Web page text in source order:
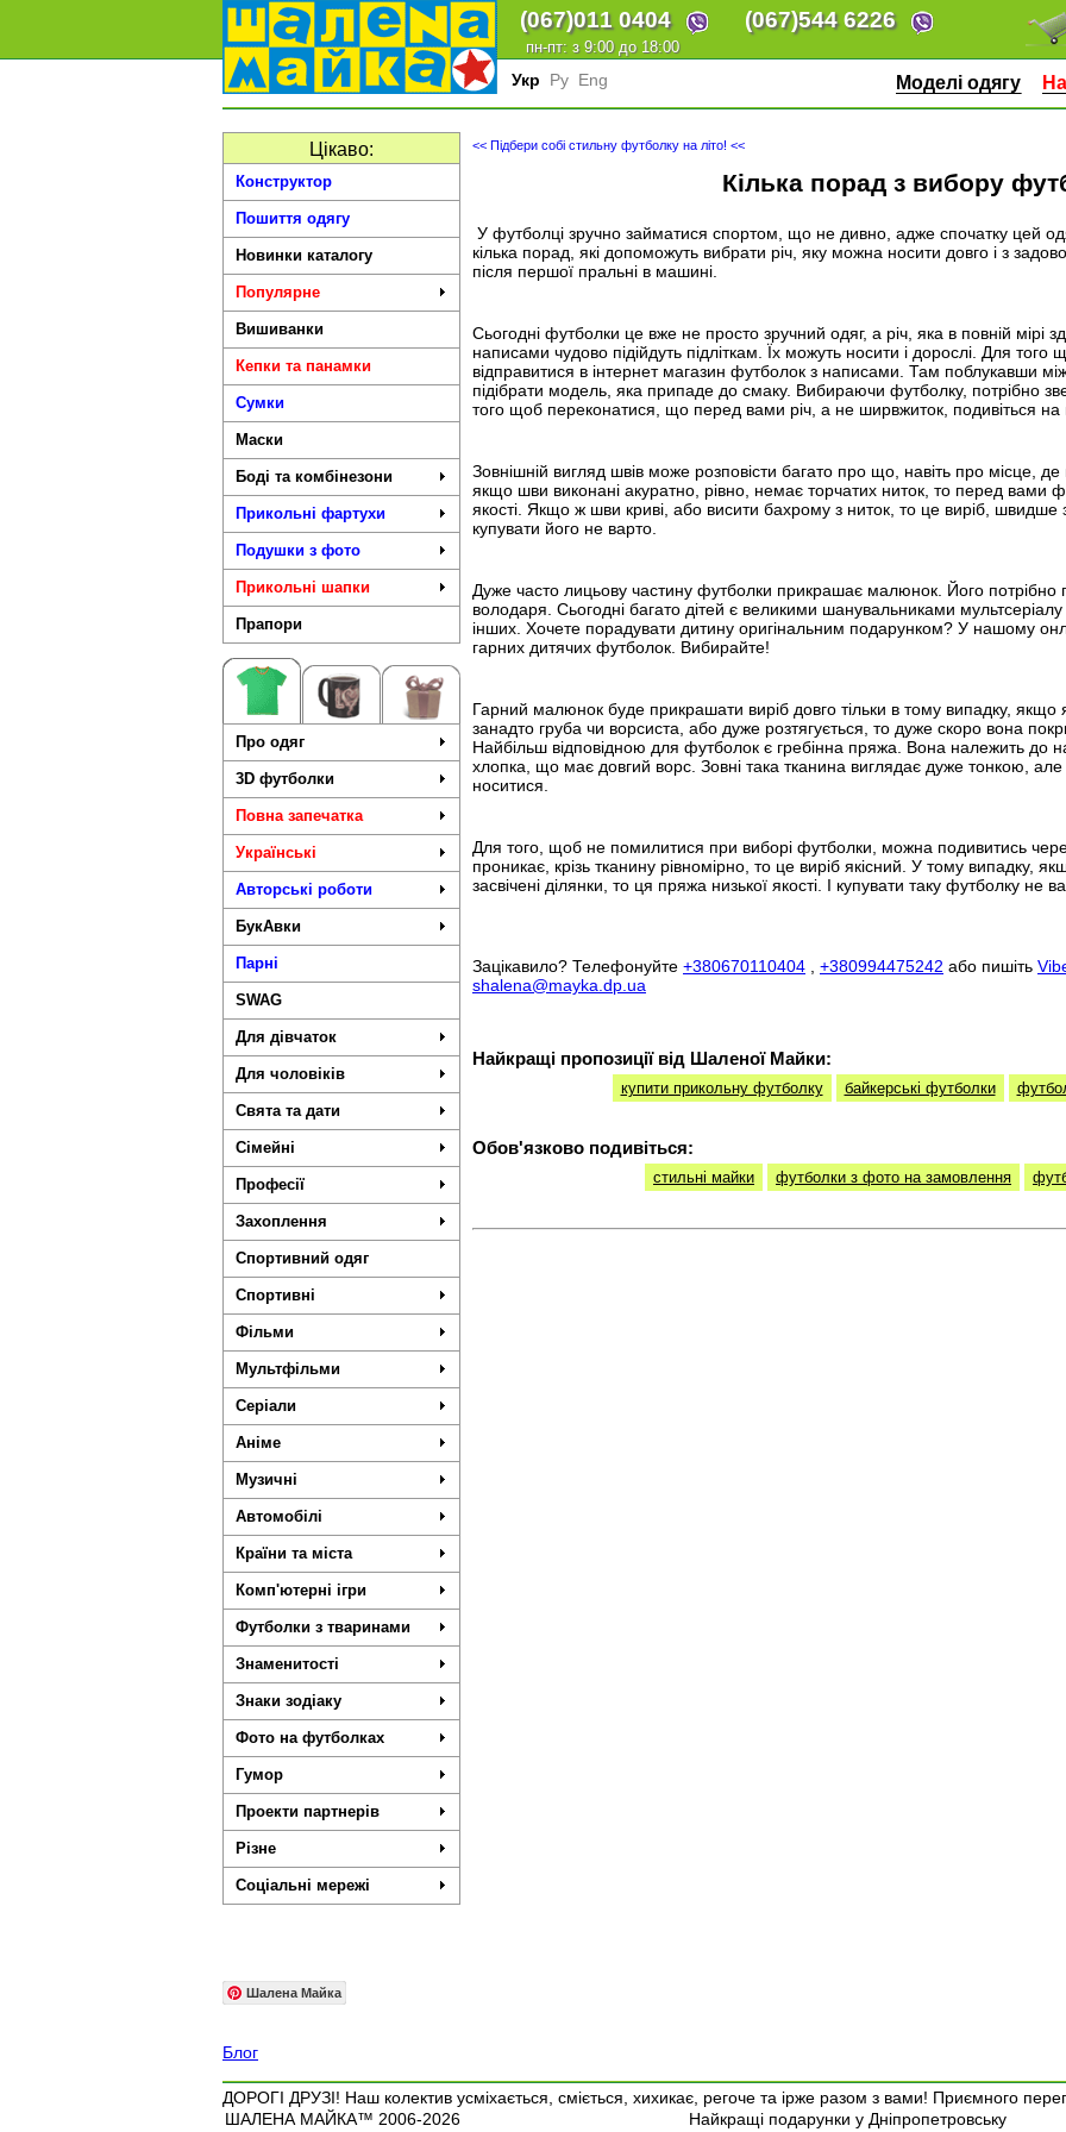
(067)011 0404 (067)544 6226
пн-пт: з 9:00 до 18:00
Укр Ру Eng Моделі одягу
Цікаво:
Конструктор
Пошиття одягу
Новинки каталогу
Популярне
Вишиванки
Кепки та панамки
Сумки
Маски
Боді та комбінезони
Прикольні фартухи
Подушки з фото
Прикольні шапки
Прапори
Про одяг
3D футболки
Повна запечатка
Українські
Авторські роботи
БукАвки
Парні
SWAG
Для дівчаток
Для чоловіків
Свята та дати
Сімейні
Професії
Захоплення
Спортивний одяг
Спортивні
Фільми
Мультфільми
Серіали
Аніме
Музичні
Автомобілі
Країни та міста
Комп'ютерні ігри
Футболки з тваринами
Знаменитості
Знаки зодіаку
Фото на футболках
Гумор
Проекти партнерів
Різне
Соціальні мережі
Шалена Майка
Блог
<< Підбери собі стильну футболку на літо! <<
Кілька порад з вибору
У футболці зручно займатися спортом, що не дивно, адже спочатку цей
кілька порад, які допоможуть вибрати річ, яку можна носити довго і з
після першої пральні в машині.
Сьогодні футболки це вже не просто зручний одяг, а річ, яка в повній мірі
написами чудово підійдуть підліткам. Їх можуть носити і дорослі. Для того
відправитися в інтернет магазин футболок з написами. Там поблукавши
підібрати модель, яка припаде до смаку. Вибираючи футболку, потрібно
того щоб переконатися, що перед вами річ, а не ширвжиток, подивіться на
Зовнішній вигляд швів може розповісти багато про що, навіть про місце,
якщо шви виконані акуратно, рівно, немає торчатих ниток, то перед вами
якості. Якщо ж шви криві, або висити бахрому з ниток, то це виріб, швидше
купувати його не варто.
Дуже часто лицьову частину футболки прикрашає малюнок. Його потрібно
володаря. Сьогодні багато дітей є великими шанувальниками
інших. Хочете порадувати дитину оригінальним подарунком? У нашому
гарних дитячих футболок. Вибирайте!
Гарний малюнок буде прикрашати виріб довго тільки в тому випадку, якщо
занадто груба чи ворсиста, або дуже розтягується, то дуже скоро вона
Найбільш відповідною для футболок є гребінна пряжа. Вона належить до
хлопка, що має довгий ворс. Зовні така тканина виглядає дуже тонкою, але
носитися.
Для того, щоб не помилитися при виборі футболки, можна подивитись
проникає, крізь тканину рівномірно, то це виріб якісний. У тому випадку,
засвічені ділянки, то ця пряжа низької якості. І купувати таку футболку не
Зацікавило? Телефонуйте +380670110404 +380994475242 або пишіть
shalena@mayka.dp.ua
Найкращі пропозиції від Шаленої Майки:
купити прикольну футболку байкерські футболки
Обов'язково подивіться:
стильні майки футболки з фото на замовлення
ДОРОГІ ДРУЗІ! Наш колектив усміхається, сміється, хихикає, регоче та ірже разом з вами! Приємного
ШАЛЕНА МАЙКА™ 2006-2026
Найкращі подарунки у Дніпропетровську